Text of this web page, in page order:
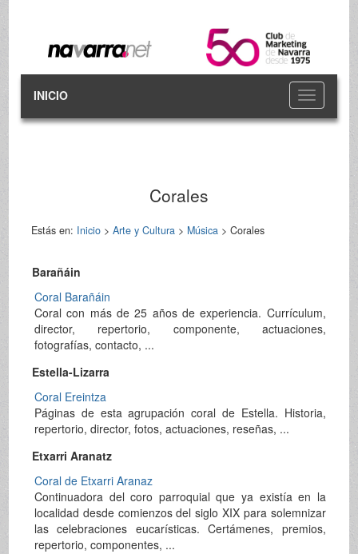
Toggle
navigation
INICIO
Corales
Estás en: Inicio> Arte y Cultura> Música> Corales
Barañáin
Coral Barañáin
Coral con más de 25 años de experiencia. Currículum,
director, repertorio, componente, actuaciones,
fotografías, contacto, ...
Estella-Lizarra
Coral Ereintza
Páginas de esta agrupación coral de Estella. Historia,
repertorio, director, fotos, actuaciones, reseñas, ...
Etxarri Aranatz
Coral de Etxarri Aranaz
Continuadora del coro parroquial que ya existía en la
localidad desde comienzos del siglo XIX para solemnizar
las celebraciones eucarísticas. Certámenes, premios,
repertorio, componentes, ...